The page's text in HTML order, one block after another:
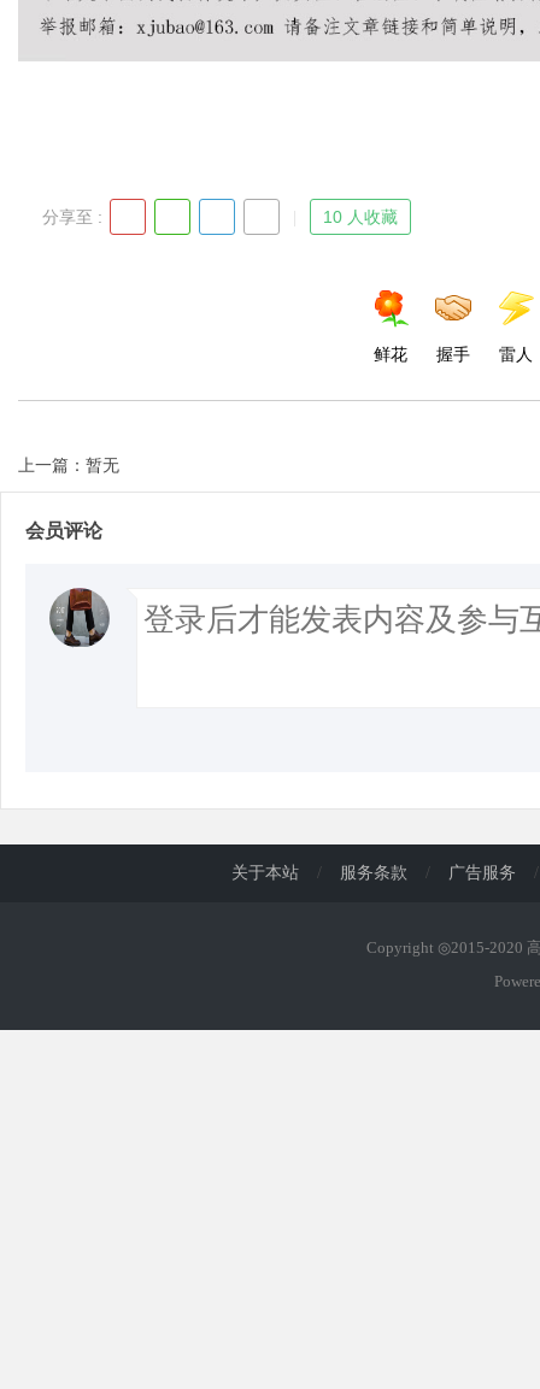
分享至 : 10 人收藏
鲜花 握手 雷人
上一篇：暂无
会员评论
关于本站 / 服务条款 / 广告服务 /
Copyright ◎2015-2020